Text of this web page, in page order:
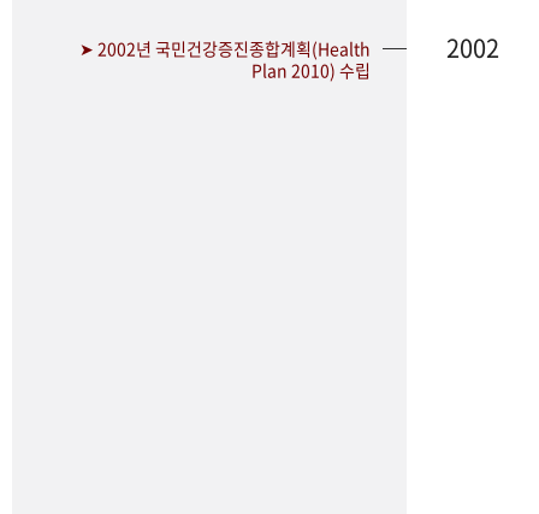
➤ 2002년 국민건강증진종합계획(Health
Plan 2010) 수립
2002